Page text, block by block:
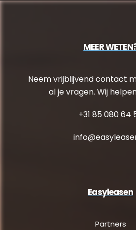
MEER
Neem vrijblijvend contact
al je vragen. Wij
+31 85 080 64
Easyleasen
Partners